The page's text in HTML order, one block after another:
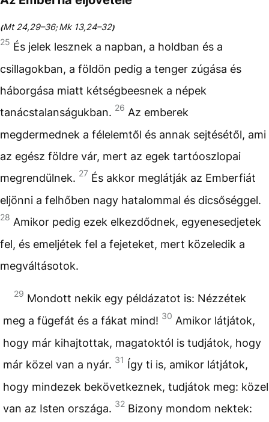
(Mt 24,29–36;Mk 13,24–32)
25 És jelek lesznek a napban, a holdban és a
csillagokban, a földön pedig a tenger zúgása és
háborgása miatt kétségbeesnek a népek
tanácstalanságukban. 26 Az emberek
megdermednek a félelemtől és annak sejtésétől, ami
az egész földre vár, mert az egek tartóoszlopai
megrendülnek. 27 És akkor meglátják az Emberfiát
eljönni a felhőben nagy hatalommal és dicsőséggel.
28 Amikor pedig ezek elkezdődnek, egyenesedjetek
fel, és emeljétek fel a fejeteket, mert közeledik a
megváltásotok.
29 Mondott nekik egy példázatot is: Nézzétek
meg a fügefát és a fákat mind! 30 Amikor látjátok,
hogy már kihajtottak, magatoktól is tudjátok, hogy
már közel van a nyár. 31 Így ti is, amikor látjátok,
hogy mindezek bekövetkeznek, tudjátok meg: közel
van az Isten országa. 32 Bizony mondom nektek: